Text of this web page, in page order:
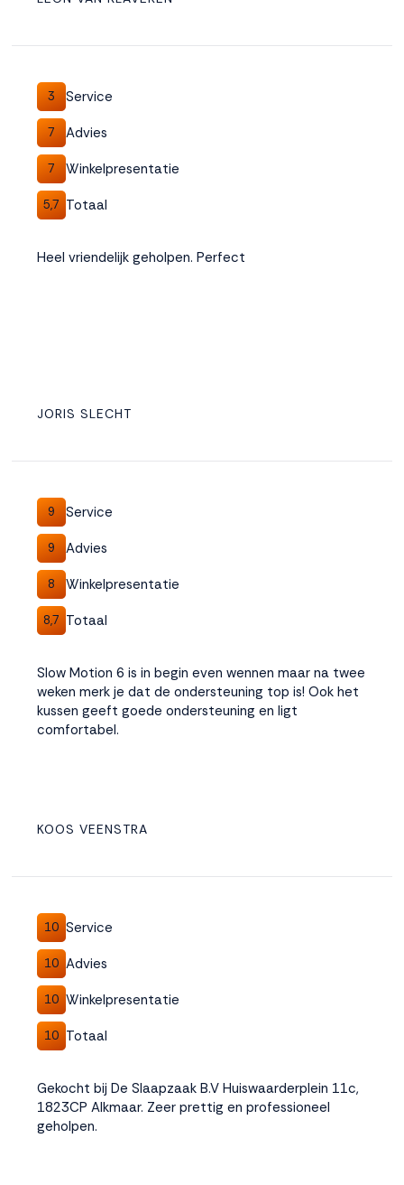
3 Service
7 Advies
7 Winkelpresentatie
5,7 Totaal
Heel vriendelijk geholpen. Perfect
JORIS SLECHT
9 Service
9 Advies
8 Winkelpresentatie
8,7 Totaal
Slow Motion 6 is in begin even wennen maar na twee
weken merk je dat de ondersteuning top is! Ook het
kussen geeft goede ondersteuning en ligt
comfortabel.
KOOS VEENSTRA
10 Service
10 Advies
10 Winkelpresentatie
10 Totaal
Gekocht bij De Slaapzaak B.V Huiswaarderplein 11c,
1823CP Alkmaar. Zeer prettig en professioneel
geholpen.